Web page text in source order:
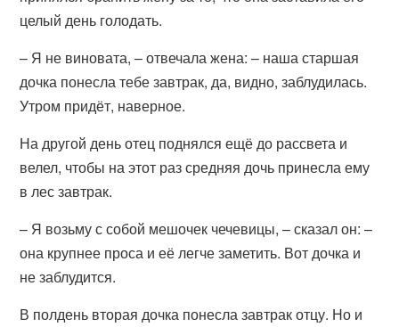
целый день голодать.
– Я не виновата, – отвечала жена: – наша старшая
дочка понесла тебе завтрак, да, видно, заблудилась.
Утром придёт, наверное.
На другой день отец поднялся ещё до рассвета и
велел, чтобы на этот раз средняя дочь принесла ему
в лес завтрак.
– Я возьму с собой мешочек чечевицы, – сказал он: –
она крупнее проса и её легче заметить. Вот дочка и
не заблудится.
В полдень вторая дочка понесла завтрак отцу. Но и